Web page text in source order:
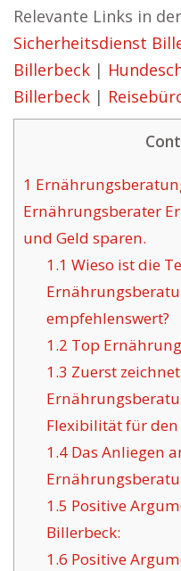
Relevante Links in
Sicherheitsdienst
Billerbeck |
Billerbeck |
1
Ernährungsberater
und Geld sparen.
1.1 Wieso ist die
empfehlenswert?
1.2 Top
1.3 Zuerst
Flexibilität für den
1.4Das Anliegen
1.5 Positive
Billerbeck:
1.6 Positive